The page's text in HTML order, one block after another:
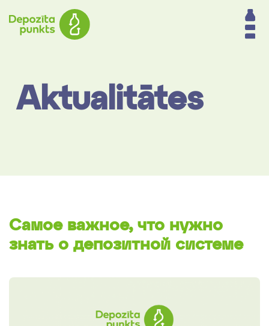
Aktualitātes
Самое важное, что нужно
знать о депозитной системе